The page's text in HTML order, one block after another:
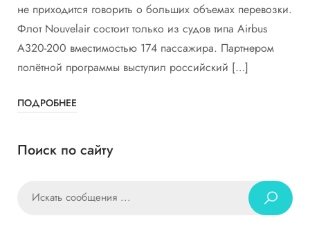
не приходится говорить о больших объемах перевозки.
Флот Nouvelair состоит только из судов типа Airbus
A320-200 вместимостью 174 пассажира. Партнером
полётной программы выступил российский […]
ПОДРОБНЕЕ
Поиск по сайту